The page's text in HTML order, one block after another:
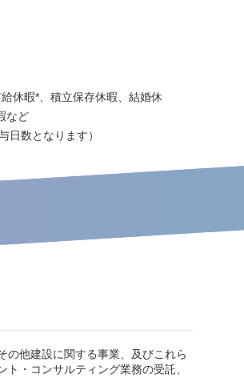
休暇*、積立保存休暇、結婚休
など
日数となります）
の他建設に関する事業、及びこれら
・コンサルティング業務の受託、